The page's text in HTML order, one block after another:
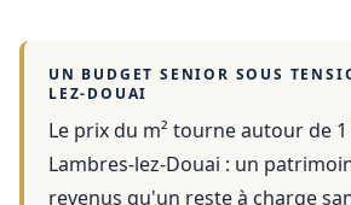
UN BUDGET SENIOR SOUS
LEZ-DOUAI
Le prix du m² tourne autour de 1
Lambres-lez-Douai : un
revenus qu'un reste à charge